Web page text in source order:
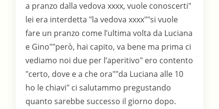
a pranzo dalla vedova xxxx, vuole conoscerti"
lei era interdetta "la vedova xxxx""si vuole
fare un pranzo come l’ultima volta da Luciana
e Gino""però, hai capito, va bene ma prima ci
vediamo noi due per l’aperitivo" ero contento
"certo, dove e a che ora""da Luciana alle 10
ho le chiavi" ci salutammo pregustando
quanto sarebbe successo il giorno dopo.